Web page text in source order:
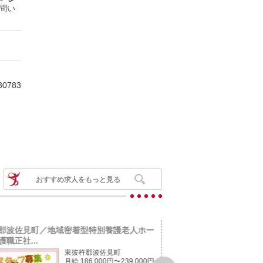
い
おすすめ求人をもっと見る
波佐見町／地域密着型特別養護老人ホー
職正社...
東彼杵郡波佐見町
月給 186,000円〜239,000円